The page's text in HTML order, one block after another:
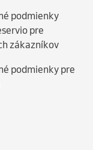
podmienky
pre
zákazníkov
podmienky pre